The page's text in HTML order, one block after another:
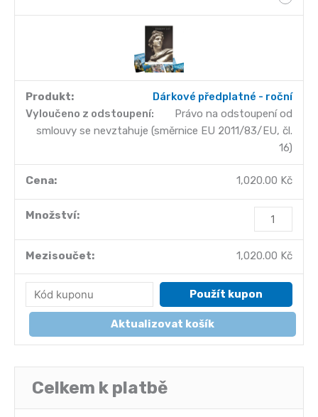
Dárkové předplatné - roční
Vyloučeno z odstoupení:
Právo na odstoupení od
smlouvy se nevztahuje (směrnice EU 2011/83/EU, čl.
16)
1,020.00 Kč
Dárkové
předplatné
-
množství
1,020.00 Kč
Použít kupon
Aktualizovat košík
Celkem k platbě